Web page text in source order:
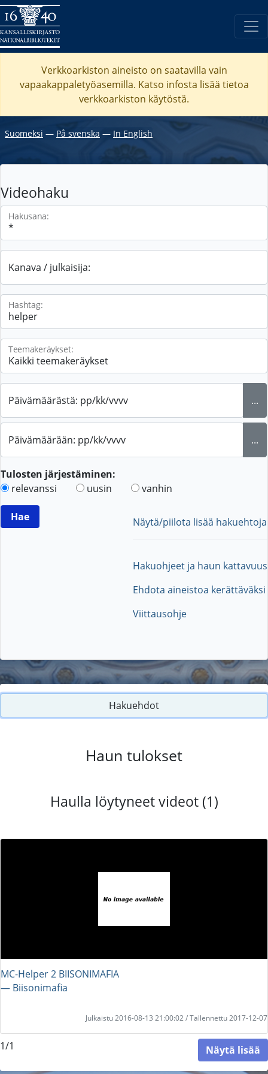
Verkkoarkiston aineisto on saatavilla vain
vapaakappaletyöasemilla. Katso infosta lisää tietoa
verkkoarkiston käytöstä.
Suomeksi ― På svenska ― In English
Videohaku
Hakusana:
Kanava / julkaisija:
Hashtag:
Teemakeräykset:
Päivämäärästä: pp/kk/vvvv ...
Päivämäärään: pp/kk/vvvv ...
Tulosten järjestäminen:
relevanssi
uusin vanhin
Näytä/piilota lisää hakuehtoja
Hakuohjeet ja haun kattavuus
Ehdota aineistoa kerättäväksi
Viittausohje
Hakuehdot
Haun tulokset
Haulla löytyneet videot (1)
MC-Helper 2 BIISONIMAFIA
― Biisonimafia
Julkaistu 2016-08-13 21:00:02 / Tallennettu 2017-12-07
1/1 Näytä lisää